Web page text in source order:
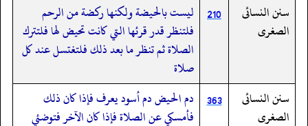
سنن النسائى
الصغرى
210
ليست بالحيضة ولكنها ركضة من الرحم
فلتنظر قدر قرئها التي كانت تحيض لها فلتترك
الصلاة ثم تنظر ما بعد ذلك فلتغتسل عند كل
صلاة
سنن النسائى
الصغرى
363
دم الحيض دم أسود يعرف فإذا كان ذلك
فأمسكي عن الصلاة فإذا كان الآخر فتوضئي